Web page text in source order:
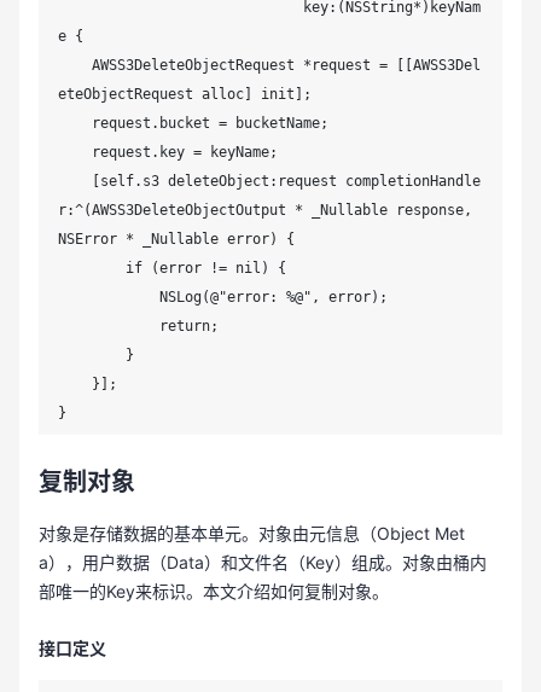
e {
eteObjectRequest alloc] init];
r:^(AWSS3DeleteObjectOutput * _Nullable response,
NSError * _Nullable error) {
}
复制对象
对象是存储数据的基本单元。对象由元信息（Object Met
a），用户数据（Data）和文件名（Key）组成。对象由桶内
部唯一的Key来标识。本文介绍如何复制对象。
接口定义